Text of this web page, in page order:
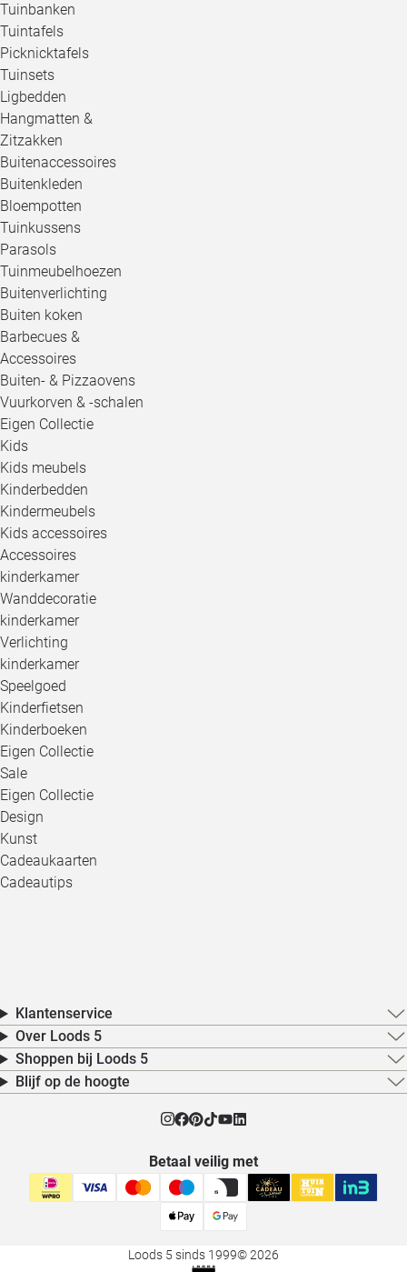
Tuinbanken
Tuintafels
Picknicktafels
Tuinsets
Ligbedden
Hangmatten &
Zitzakken
Buitenaccessoires
Buitenkleden
Bloempotten
Tuinkussens
Parasols
Tuinmeubelhoezen
Buitenverlichting
Buiten koken
Barbecues &
Accessoires
Buiten- & Pizzaovens
Vuurkorven & -schalen
Eigen Collectie
Kids
Kids meubels
Kinderbedden
Kindermeubels
Kids accessoires
Accessoires
kinderkamer
Wanddecoratie
kinderkamer
Verlichting
kinderkamer
Speelgoed
Kinderfietsen
Kinderboeken
Eigen Collectie
Sale
Eigen Collectie
Design
Kunst
Cadeaukaarten
Cadeautips
Klantenservice
Over Loods 5
Shoppen bij Loods 5
Blijf op de hoogte
Betaal veilig met
Loods 5 sinds 1999© 2026